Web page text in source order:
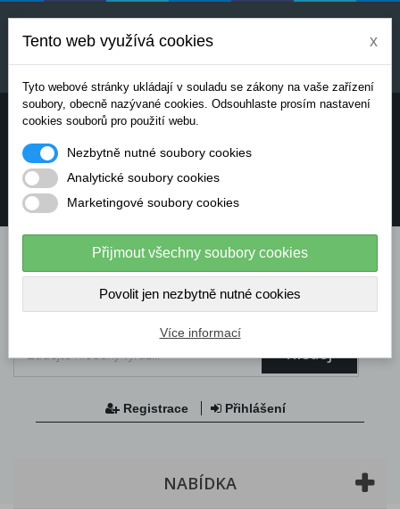
Uvedené ceny jsou orientační a mohou se měnit v
závislosti na aktuálních cenách výrobců a
dodavatelů. Pro přesnou cenovou nabídku prosím
Potřebujete poradit? Chcete objednávat telefonicky:
info@dataflex-security.com
Hledej
Registrace Přihlášení
NABÍDKA
Tento web využívá cookies x
Tyto webové stránky ukládají v souladu se zákony na vaše zařízení
soubory, obecně nazývané cookies. Odsouhlaste prosím nastavení
cookies souborů pro použití webu.
Nezbytně nutné soubory cookies
Analytické soubory cookies
Marketingové soubory cookies
Přijmout všechny soubory cookies
Povolit jen nezbytně nutné cookies
Více informací